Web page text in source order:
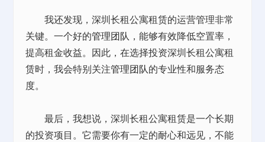
我还发现，深圳长租公寓租赁的运营管理非常
关键。一个好的管理团队 ，能够有效降低空置率，
提高租金收益。因此，在选择投资深圳长租公寓租
赁时，我会特别关注管理团队的专业性和服务态
度。
最后，我想说，深圳长租公寓租赁是一个长期
的投资项目。它需要你有一定的耐心和远见，不能